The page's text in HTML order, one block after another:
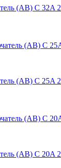
(АВ) C 32A
(АВ) C 25A
(АВ) C 20A